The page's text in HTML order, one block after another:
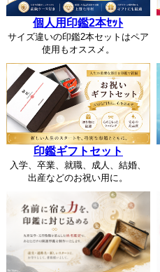
個人用印鑑2本ｾｯﾄ
サイズ違いの印鑑2本セットはペア
使用もオススメ。
印鑑ギフトセット
入学、卒業、就職、成人、結婚、
出産などのお祝い用に。